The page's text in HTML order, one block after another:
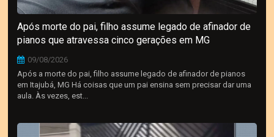
Após morte do pai, filho assume legado de afinador de
pianos que atravessa cinco gerações em MG
09/08/2026
Após a morte do pai, filho assume legado de afinador de pianos
em Itajubá, MG Há coisas que um pai ensina sem precisar dar uma
aula. Às vezes, est...